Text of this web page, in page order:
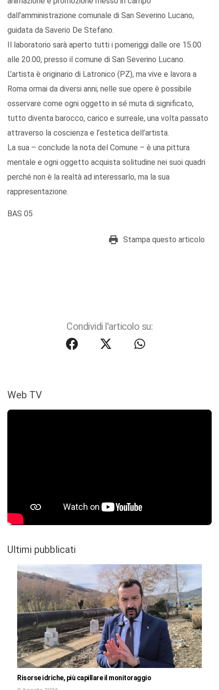
dall’amministrazione comunale di San Severino Lucano,
guidata da Saverio De Stefano.
Il laboratorio sarà aperto tutti i pomeriggi dalle ore 15.00
alle 20.00, presso il comune di San Severino Lucano.
L’artista è originario di Latronico (PZ), ma vive e lavora a
Roma ormai da diversi anni; nelle sue opere è possibile
osservare come ogni oggetto in sé muta di significato,
tutto diventa barocco, carico e surreale, una volta passato
attraverso la coscienza e l’estetica dell’artista.
La sua – conclude la nota del Comune – è una pittura
mentale e ogni oggetto acquista solitudine nei suoi quadri
perché non è la realtà ad interessarlo, ma la sua
rappresentazione.
BAS 05
Stampa questo articolo
Condividi l'articolo su:
Web TV
Ultimi pubblicati
Risorse idriche, più capillare il monitoraggio